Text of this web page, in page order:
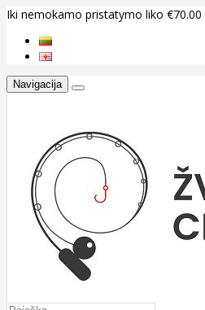
Iki nemokamo pristatymo liko €70.00
Navigacija